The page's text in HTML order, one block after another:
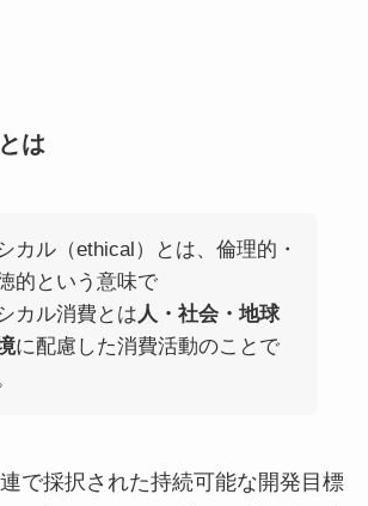
は
カル（ethical）とは、倫理的・
的という意味で
カル消費とは 人・社会・地球
に配慮した消費活動のことで
で採択された持続可能な開発目標